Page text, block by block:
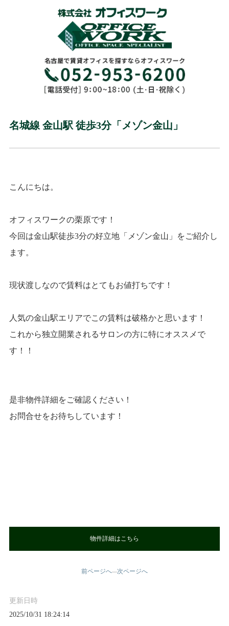
名城線 金山駅 徒歩3分「メゾン金山」
更新日時
2025/10/31 18:24:14
こんにちは。
オフィスワークの栗原です！
今回は金山駅徒歩3分の好立地「メゾン金山」をご紹介し
ます。
現状渡しなので賃料はとてもお値打ちです！
人気の金山駅エリアでこの賃料は破格かと思います！
これから独立開業されるサロンの方に特にオススメで
す！！
是非物件詳細をご確認ください！
お問合せをお待ちしています！
物件詳細はこちら
前ページへ—次ページへ